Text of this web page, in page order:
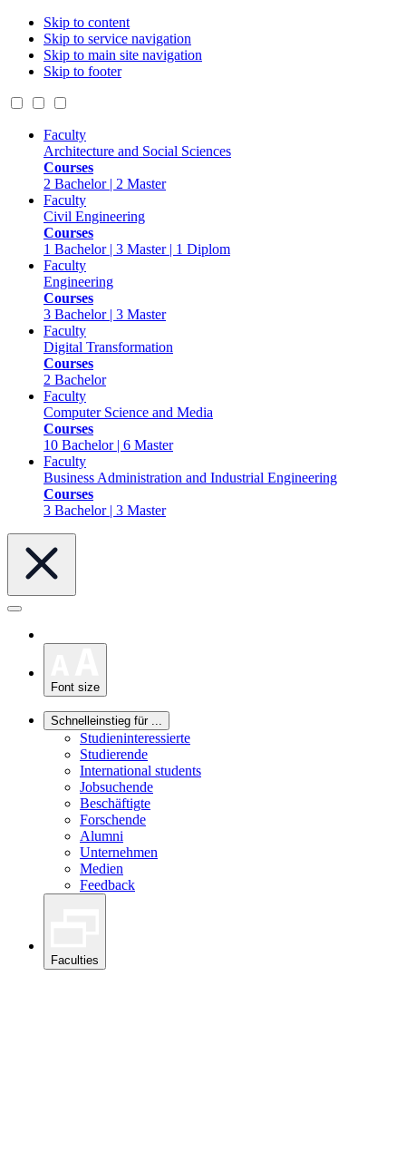
Skip to content
Skip to service navigation
Skip to main site navigation
Skip to footer
Faculty
Architecture and Social Sciences
Courses
2 Bachelor | 2 Master
Faculty
Civil Engineering
Courses
1 Bachelor | 3 Master | 1 Diplom
Faculty
Engineering
Courses
3 Bachelor | 3 Master
Faculty
Digital Transformation
Courses
2 Bachelor
Faculty
Computer Science and Media
Courses
10 Bachelor | 6 Master
Faculty
Business Administration and Industrial Engineering
Courses
3 Bachelor | 3 Master
Font size
Schnelleinstieg für ...
Studieninteressierte
Studierende
International students
Jobsuchende
Beschäftigte
Forschende
Alumni
Unternehmen
Medien
Feedback
Faculties